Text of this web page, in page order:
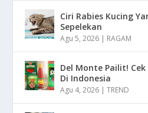
Ciri Rabies Kucing
Sepelekan
Agu 5, 2026 | RAGAM
Del Monte Pailit! Cek
Di Indonesia
Agu 4, 2026 |TREND